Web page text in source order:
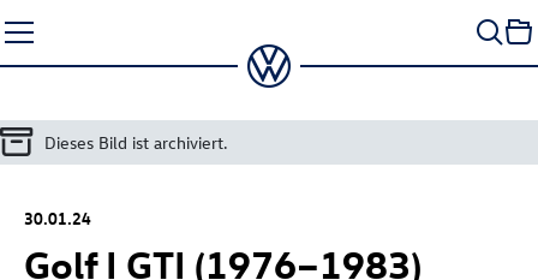
Seiteninhalt
springen
Dieses Bild ist archiviert.
30.01.24
Golf I GTI (1976–1983)